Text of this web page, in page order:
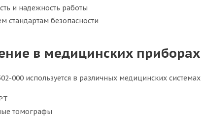
и надежность работы
стандартам безопасности
в медицинских приборах
000 используется в различных медицинских
томографы